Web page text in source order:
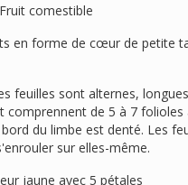
Fruit comestible
en forme de cœur de petite
feuilles sont alternes,
comprennent de 5 à 7 folioles
du limbe est denté. Les
sur elles-même.
jaune avec 5 pétales